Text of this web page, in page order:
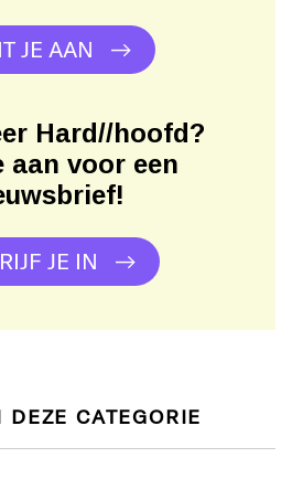
JE AAN
Hard//hoofd?
aan voor een
JE IN
DEZE CATEGORIE